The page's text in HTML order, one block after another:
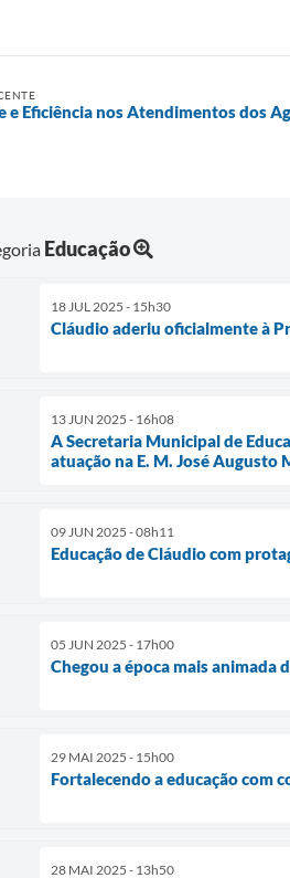
e Eficiência nos Atendimentos dos
Educação
18 JUL 2025 - 15h30
Cláudio aderiu oficialmente à
13 JUN 2025 - 16h08
A Secretaria Municipal de
atuação na E. M. José Augusto
09 JUN 2025 - 08h11
Educação de Cláudio com
05 JUN 2025 - 17h00
Chegou a época mais animada
29 MAI 2025 - 15h00
Fortalecendo a educação com
28 MAI 2025 - 13h50